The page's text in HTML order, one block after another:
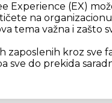
Experience (EX)
na
tema važna i zašto
zaposlenih kroz sve
sve do prekida